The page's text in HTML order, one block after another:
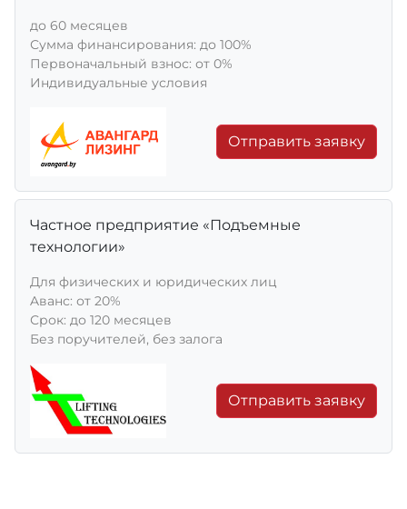
до 60 месяцев
Сумма финансирования: до 100%
Первоначальный взнос: от 0%
Индивидуальные условия
Отправить заявку
Частное предприятие «Подъемные
технологии»
Для физических и юридических лиц
Aванс: от 20%
Срок: до 120 месяцев
Без поручителей, без залога
Отправить заявку